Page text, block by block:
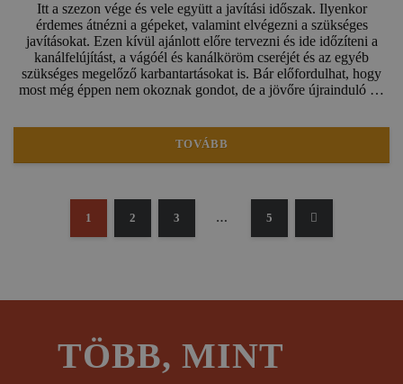
Itt a szezon vége és vele együtt a javítási időszak. Ilyenkor
érdemes átnézni a gépeket, valamint elvégezni a szükséges
javításokat. Ezen kívül ajánlott előre tervezni és ide időzíteni a
kanálfelújítást, a vágóél és kanálköröm cseréjét és az egyéb
szükséges megelőző karbantartásokat is. Bár előfordulhat, hogy
most még éppen nem okoznak gondot, de a jövőre újrainduló …
TOVÁBB
1 2 3 … 5
TÖBB, MINT